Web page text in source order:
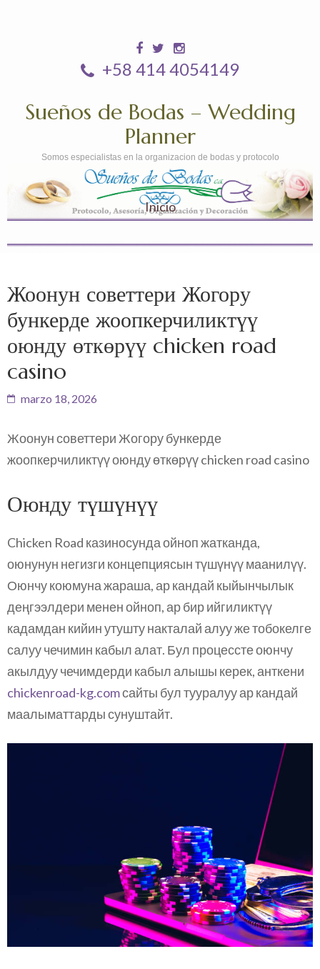
+58 414 4054149
Sueños de Bodas – Wedding
Planner
Somos especialistas en la organizacion de bodas y protocolo
Inicio
Жоонун советтери Жогору
бункерде жоопкерчиликтүү
оюнду өткөрүү chicken road
casino
marzo 18, 2026
Жоонун советтери Жогору бункерде
жоопкерчиликтүү оюнду өткөрүү chicken road casino
Оюнду түшүнүү
Chicken Road казиносунда ойноп жатканда,
оюнунун негизги концепциясын түшүнүү маанилүү.
Оюнчу коюмуна жараша, ар кандай кыйынчылык
деңгээлдери менен ойноп, ар бир ийгиликтүү
кадамдан кийин утушту накталай алуу же тобокелге
салуу чечимин кабыл алат. Бул процессте оюнчу
акылдуу чечимдерди кабыл алышы керек, анткени
chickenroad-kg.comсайты бул тууралуу ар кандай
маалыматтарды сунуштайт.